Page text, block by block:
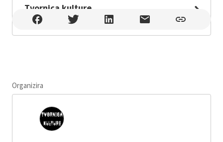
Tvornica kulture
Tvornica kulture , Zagreb
Organizira